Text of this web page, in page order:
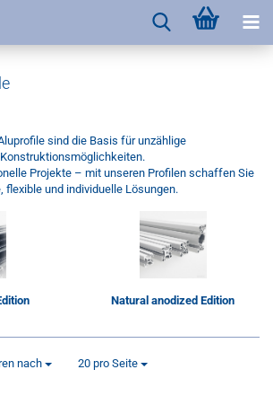
sind die Basis für unzählige
Konstruktionsmöglichkeiten.
Projekte – mit unseren Profilen schaffen Sie
flexible und individuelle Lösungen.
Natural anodized Edition
nach
nach 20 pro Seite
pro Seite